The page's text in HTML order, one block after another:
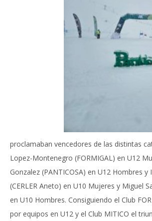
proclamaban vencedores de las distintas
Lopez-Montenegro (FORMIGAL) en U12
Gonzalez (PANTICOSA) en U12 Hombres y
(CERLER Aneto) en U10 Mujeres y Miguel
en U10 Hombres. Consiguiendo el Club
por equipos en U12 y el Club MITICO el